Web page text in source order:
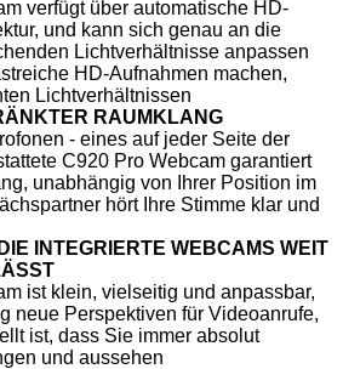
verfügt über automatische HD-
und kann sich genau an die
Lichtverhältnisse anpassen
HD-Aufnahmen machen,
Lichtverhältnissen
RAUMKLANG
- eines auf jeder Seite der
C920 Pro Webcam garantiert
unabhängig von Ihrer Position im
hört Ihre Stimme klar und
INTEGRIERTE WEBCAMS WEIT
ist klein, vielseitig und anpassbar,
neue Perspektiven für Videoanrufe,
ist, dass Sie immer absolut
und aussehen